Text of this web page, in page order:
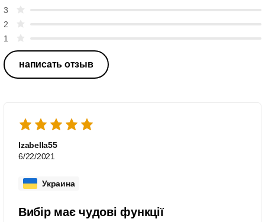
3
2
1
написать отзыв
Izabella55
6/22/2021
Украина
Вибір має чудові функції